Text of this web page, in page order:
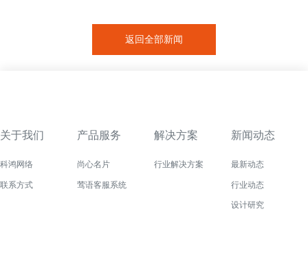
返回全部新闻
关于我们
科鸿网络
联系方式
产品服务
尚心名片
莺语客服系统
解决方案
行业解决方案
新闻动态
最新动态
行业动态
设计研究